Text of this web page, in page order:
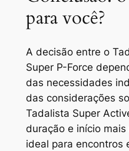
para você?
A decisão entre o
Super P-Force
das necessidades
das considerações
Tadalista Super
duração e início
ideal para encontros